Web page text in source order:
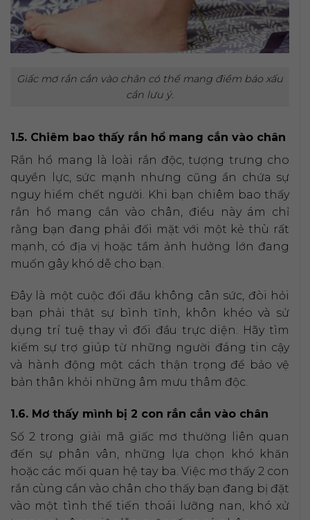
Giấc mơ rắn cắn vào chân có thể mang điềm báo xấu
cần lưu ý.
1.5. Chiêm bao thấy rắn hổ mang cắn vào chân
Rắn hổ mang là loài rắn độc, tượng trưng cho
quyền lực, sức mạnh nhưng cũng ẩn chứa sự
nguy hiểm chết người. Khi bạn chiêm bao thấy
rắn hổ mang cắn vào chân, điều này ám chỉ
rằng bạn đang phải đối mặt với một kẻ thù rất
mạnh, có địa vị hoặc tầm ảnh hưởng lớn đang
muốn gây khó dễ cho bạn.
Đây là một cuộc đối đầu không cân sức, đòi hỏi
bạn phải thật sự bình tĩnh, khôn khéo và sử
dụng trí tuệ thay vì đối đầu trực diện. Hãy tìm
kiếm sự trợ giúp từ những người đáng tin cậy
và hành động một cách thận trọng để bảo vệ
bản thân khỏi những âm mưu thâm độc.
1.6. Mơ thấy mình bị 2 con rắn cắn vào chân
Số 2 trong giải mã giấc mơ thường liên quan
đến sự phân vân, những lựa chọn khó khăn
hoặc các mối quan hệ tay ba. Việc mơ thấy 2 con
rắn cùng cắn vào chân cho thấy bạn đang bị đặt
vào một tình thế tiến thoái lưỡng nan, khó xử